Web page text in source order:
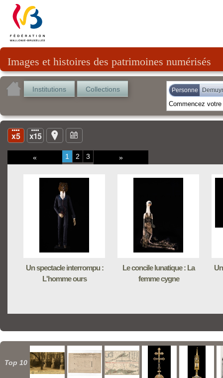
Images et histoires des patrimoines numérisés
Institutions Collections Personne
« 1 2 3 »
Un spectacle interrompu :
L'homme ours
Le concile lunatique : La
femme cygne
Top 10